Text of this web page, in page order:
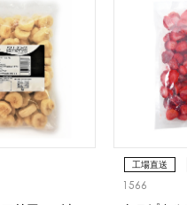
工場直送
冷凍
1566